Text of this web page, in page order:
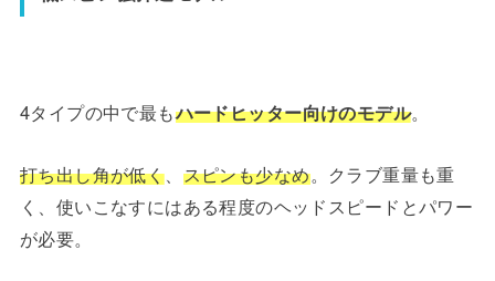
4タイプの中で最もハードヒッター向けのモデル。
打ち出し角が低く、 スピンも少なめ。クラブ重量も重
く、使いこなすにはある程度のヘッドスピードとパワー
が必要。